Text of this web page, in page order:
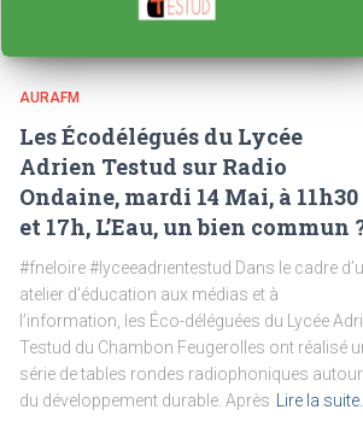
AURAFM
Les Écodélégués du Lycée
Adrien Testud sur Radio
Ondaine, mardi 14 Mai, à 11h30
et 17h, L’Eau, un bien commun
#fneloire #lyceeadrientestud Dans le cadre
atelier d’éducation aux médias et à
l’information, les Éco-déléguées du Lycée
Testud du Chambon Feugerolles ont réalisé
série de tables rondes radiophoniques autour
du développement durable. Après
Lire la suite…